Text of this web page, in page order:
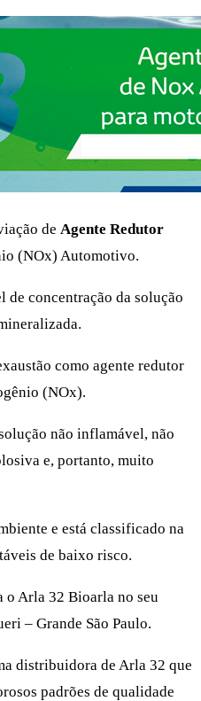
de Agente Redutor
(NOx) Automotivo.
de concentração da solução
como agente redutor
(NOx).
não inflamável, não
e, portanto, muito
e está classificado na
de baixo risco.
Arla 32 Bioarla no seu
– Grande São Paulo.
distribuidora de Arla 32 que
padrões de qualidade